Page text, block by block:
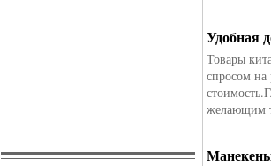
Удобная
Товары
спросом
желающим